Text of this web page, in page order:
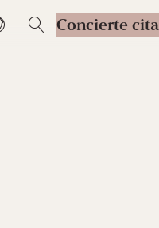
de idioma
Concierte cita